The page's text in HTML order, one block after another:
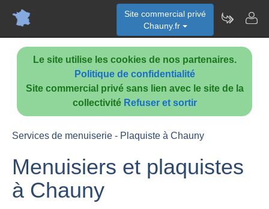
Le site utilise les cookies de nos partenaires.
Politique de confidentialité
Site commercial privé sans lien avec le site de la
collectivité Refuser et sortir
Site commercial privé
Chauny.fr
Services de menuiserie - Plaquiste à Chauny
Menuisiers et plaquistes
à Chauny